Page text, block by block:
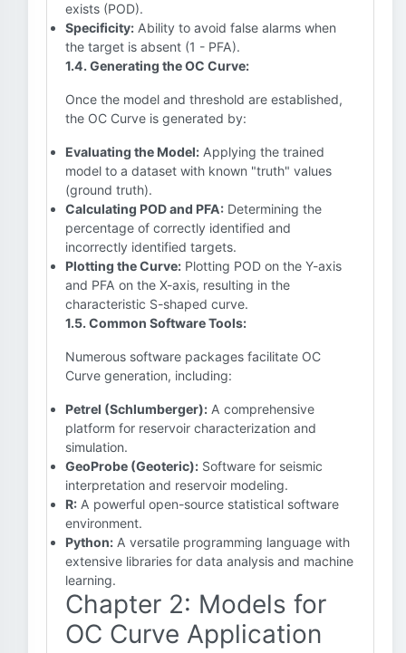
exists (POD).
Specificity: Ability to avoid false alarms when
the target is absent (1 - PFA).
1.4. Generating the OC Curve:
Once the model and threshold are established,
the OC Curve is generated by:
Evaluating the Model: Applying the trained
model to a dataset with known "truth" values
(ground truth).
Calculating POD and PFA: Determining the
percentage of correctly identified and
incorrectly identified targets.
Plotting the Curve: Plotting POD on the Y-axis
and PFA on the X-axis, resulting in the
characteristic S-shaped curve.
1.5. Common Software Tools:
Numerous software packages facilitate OC
Curve generation, including:
Petrel (Schlumberger): A comprehensive
platform for reservoir characterization and
simulation.
GeoProbe (Geoteric): Software for seismic
interpretation and reservoir modeling.
R: A powerful open-source statistical software
environment.
Python: A versatile programming language with
extensive libraries for data analysis and machine
learning.
Chapter 2: Models for
OC Curve Application